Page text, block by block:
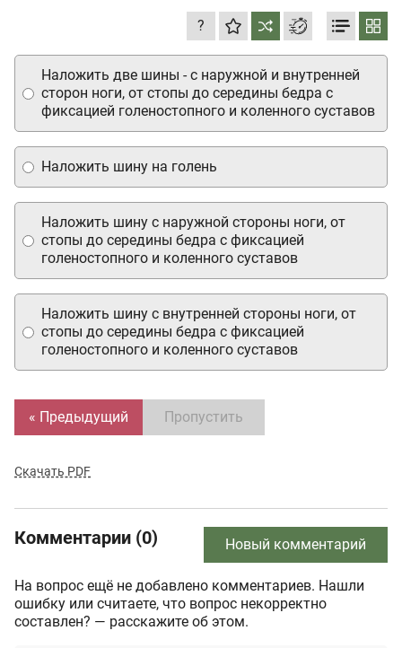
?
Наложить шину с наружной стороны ноги, от
стопы до середины бедра с фиксацией
голеностопного и коленного суставов
Наложить шину на голень
Наложить шину с внутренней стороны ноги, от
стопы до середины бедра с фиксацией
голеностопного и коленного суставов
Наложить две шины - с наружной и внутренней
сторон ноги, от стопы до середины бедра с
фиксацией голеностопного и коленного суставов
« Предыдущий Пропустить
Скачать PDF
Комментарии (0) Новый комментарий
На вопрос ещё не добавлено комментариев. Нашли
ошибку или считаете, что вопрос некорректно
составлен? — расскажите об этом.